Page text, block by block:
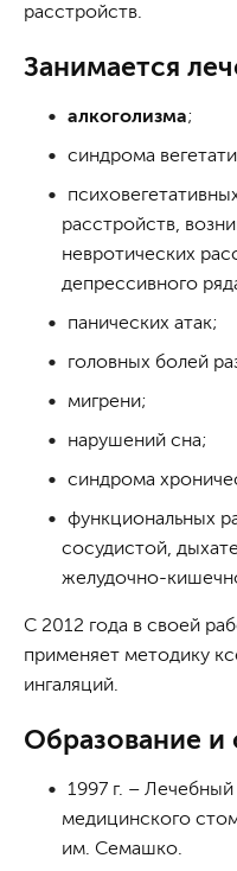
расстройств.
Занимается
алкоголизма;
синдрома
расстройств,
невротических
депрессивного
панических атак;
головных болей
мигрени;
нарушений сна;
синдрома
функциональных
сосудистой,
желудочно-
С 2012 года в своей
применяет методику
ингаляций.
Образование и
1997 г. –
медицинского
им. Семашко.